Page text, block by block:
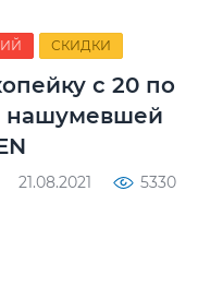
СКИДКИ
с 20 по
нашумевшей
21.08.2021 5330